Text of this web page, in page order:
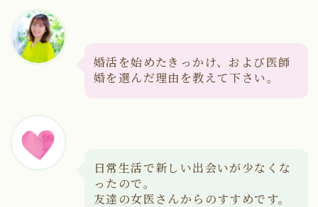
婚活を始めたきっかけ、および医師
婚を選んだ理由を教えて下さい。
日常生活で新しい出会いが少なくな
ったので。
友達の女医さんからのすすめです。